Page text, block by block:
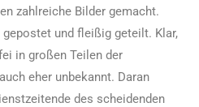
zahlreiche Bilder gemacht.
und fleißig geteilt. Klar,
in großen Teilen der
eher unbekannt. Daran
des scheidenden